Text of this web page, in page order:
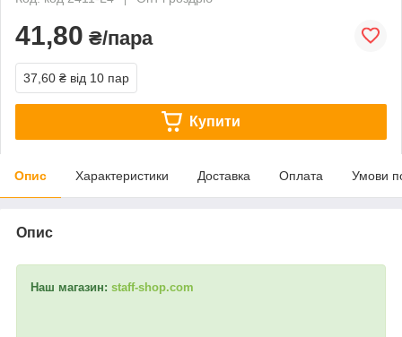
41,80 ₴/пара
37,60 ₴ від 10 пар
Купити
Опис Характеристики Доставка Оплата Умови
Опис
Наш магазин: staff-shop.com